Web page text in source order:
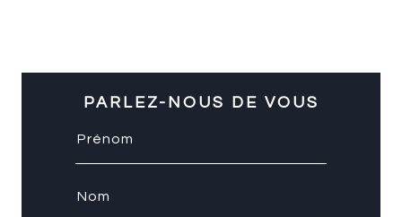
PARLEZ-NOUS DE VOUS